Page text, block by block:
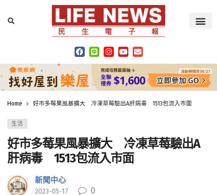
Home 好市多莓果風暴擴大 冷凍草莓驗出A肝病毒 1513包流入市面
生活
好市多莓果風暴擴大 冷凍草莓驗出A
肝病毒 1513包流入市面
新聞中心
2023-05-17 0